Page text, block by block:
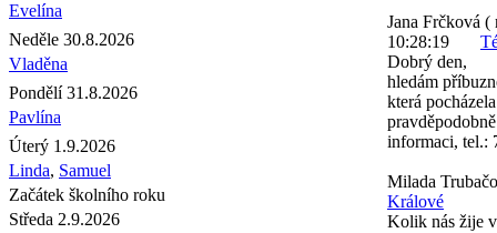
Evelína
Neděle 30.8.2026
Vladěna
Pondělí 31.8.2026
Pavlína
Úterý 1.9.2026
Linda, Samuel
Začátek školního roku
Středa 2.9.2026
Jana Frčková (
10:28:19
Dobrý den,
hledám
která
informaci, tel.:
Milada
Králové
Kolik nás žije